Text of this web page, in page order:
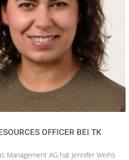
OFFICER BEI TK
Management AG hat Jennifer Weihs